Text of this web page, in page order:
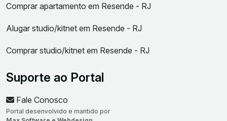
Comprar apartamento em Resende - RJ
Alugar studio/kitnet em Resende - RJ
Comprar studio/kitnet em Resende - RJ
Suporte ao Portal
Fale Conosco
Portal desenvolvido e mantido por